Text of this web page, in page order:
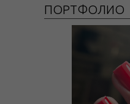
ПОРТФОЛИО